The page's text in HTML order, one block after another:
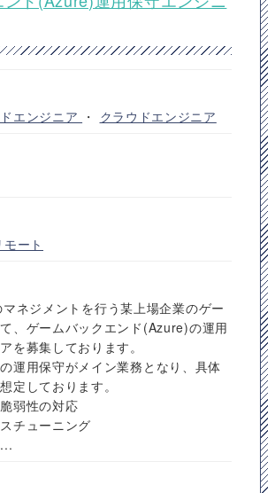
エンジニア ・ クラウドエンジニア
ート
ネジメントを行う某上場企業のゲー
、ゲームバックエンド(Azure)の運用
を募集しております。
運用保守がメイン業務となり、具体
定しております。
弱性の対応
チューニング